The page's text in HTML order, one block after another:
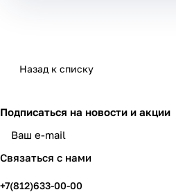
Назад к списку
Подписаться на новости и акции
Связаться с нами
+7(812)633-00-00